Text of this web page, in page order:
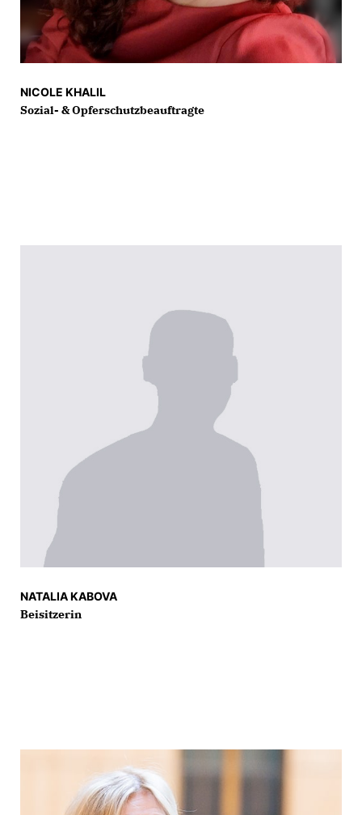
NICOLE KHALIL
Sozial- & Opferschutzbeauftragte
NATALIA KABOVA
Beisitzerin